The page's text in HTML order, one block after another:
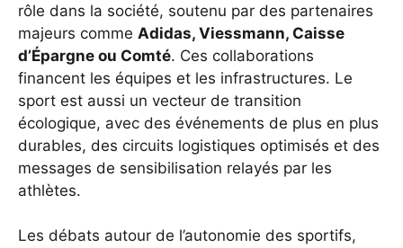
rôle dans la société, soutenu par des partenaires
majeurs comme Adidas, Viessmann, Caisse
d’Épargne ou Comté. Ces collaborations
financent les équipes et les infrastructures. Le
sport est aussi un vecteur de transition
écologique, avec des événements de plus en plus
durables, des circuits logistiques optimisés et des
messages de sensibilisation relayés par les
athlètes.
Les débats autour de l’autonomie des sportifs,